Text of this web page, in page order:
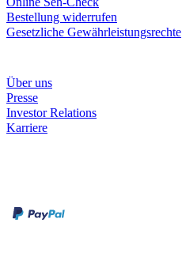
Bestellung widerrufen
Gesetzliche Gewährleistungsrechte
Über uns
Presse
Investor Relations
Karriere